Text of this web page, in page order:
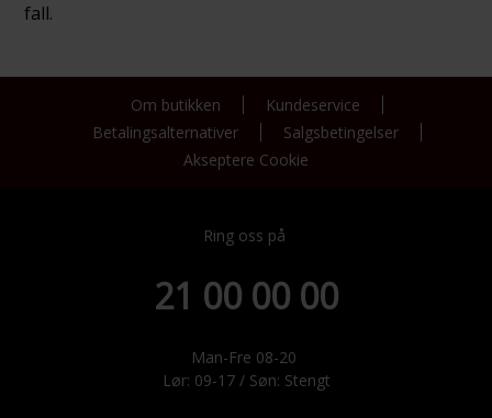
fall.
Om butikken
Kundeservice
Betalingsalternativer
Salgsbetingelser
Akseptere Cookie
Ring oss på
21 00 00 00
Man-Fre 08-20
Lør: 09-17 / Søn: Stengt